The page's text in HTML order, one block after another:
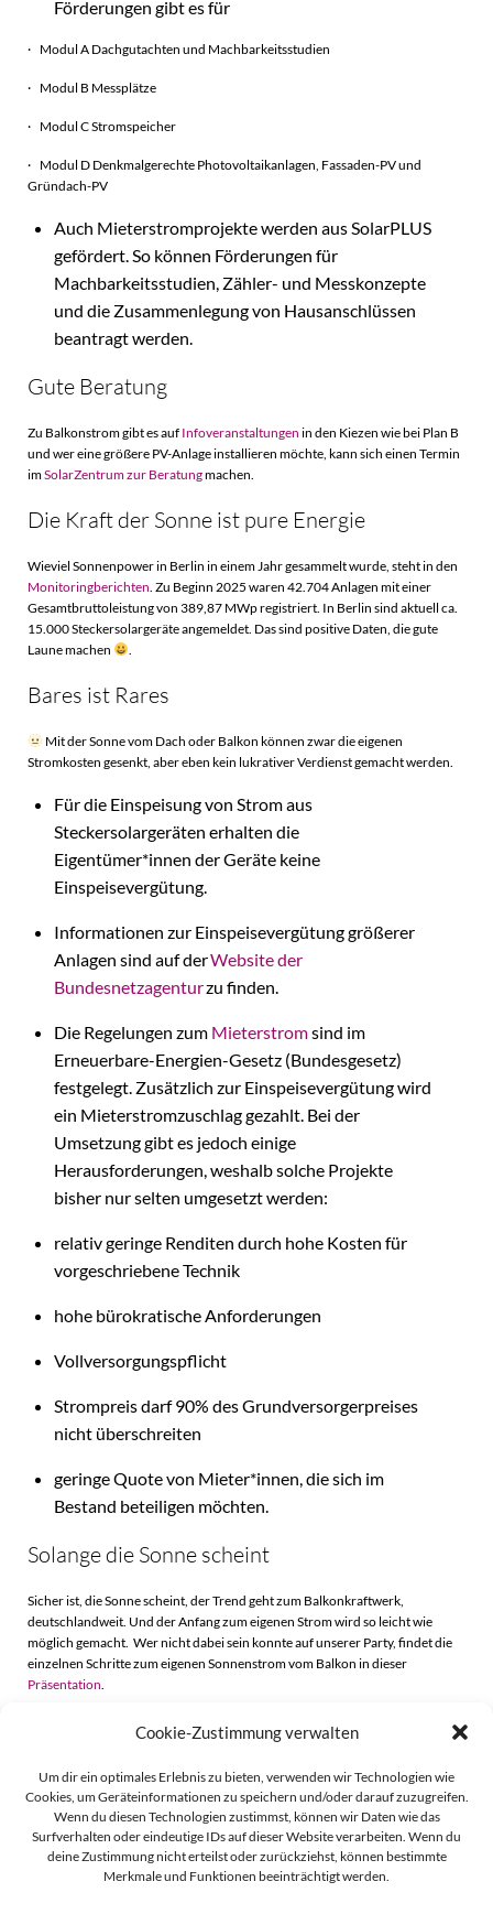
Cookie-Zustimmung verwalten
Um dir ein optimales Erlebnis zu bieten, verwenden wir Technologien wie
Cookies, um Geräteinformationen zu speichern und/oder darauf zuzugreifen.
Wenn du diesen Technologien zustimmst, können wir Daten wie das
Surfverhalten oder eindeutige IDs auf dieser Website verarbeiten. Wenn du
deine Zustimmung nicht erteilst oder zurückziehst, können bestimmte
Merkmale und Funktionen beeinträchtigt werden.
Förderungen gibt es für
· Modul A Dachgutachten und Machbarkeitsstudien
· Modul B Messplätze
· Modul C Stromspeicher
· Modul D Denkmalgerechte Photovoltaikanlagen, Fassaden-PV und
Gründach-PV
Auch Mieterstromprojekte werden aus SolarPLUS
gefördert. So können Förderungen für
Machbarkeitsstudien, Zähler- und Messkonzepte
und die Zusammenlegung von Hausanschlüssen
beantragt werden.
Gute Beratung
Zu Balkonstrom gibt es auf Infoveranstaltungen in den Kiezen wie bei Plan B
und wer eine größere PV-Anlage installieren möchte, kann sich einen Termin
imSolarZentrum zur Beratungmachen.
Die Kraft der Sonne ist pure Energie
Wieviel Sonnenpower in Berlin in einem Jahr gesammelt wurde, steht in den
Monitoringberichten. Zu Beginn 2025 waren 42.704 Anlagen mit einer
Gesamtbruttoleistung von 389,87 MWp registriert. In Berlin sind aktuell ca.
15.000 Steckersolargeräte angemeldet. Das sind positive Daten, die gute
Laune machen
.
Bares ist Rares
Mit der Sonne vom Dach oder Balkon können zwar die eigenen
Stromkosten gesenkt, aber eben kein lukrativer Verdienst gemacht werden.
Für die Einspeisung von Strom aus
Steckersolargeräten erhalten die
Eigentümer*innen der Geräte keine
Einspeisevergütung.
Informationen zur Einspeisevergütung größerer
Anlagen sind auf derWebsite der
Bundesnetzagenturzu finden.
Die Regelungen zum Mieterstromsind im
Erneuerbare-Energien-Gesetz (Bundesgesetz)
festgelegt. Zusätzlich zur Einspeisevergütung wird
ein Mieterstromzuschlag gezahlt. Bei der
Umsetzung gibt es jedoch einige
Herausforderungen, weshalb solche Projekte
bisher nur selten umgesetzt werden:
relativ geringe Renditen durch hohe Kosten für
vorgeschriebene Technik
hohe bürokratische Anforderungen
Vollversorgungspflicht
Strompreis darf 90% des Grundversorgerpreises
nicht überschreiten
geringe Quote von Mieter*innen, die sich im
Bestand beteiligen möchten.
Solange die Sonne scheint
Sicher ist, die Sonne scheint, der Trend geht zum Balkonkraftwerk,
deutschlandweit. Und der Anfang zum eigenen Strom wird so leicht wie
möglich gemacht. Wer nicht dabei sein konnte auf unserer Party, findet die
einzelnen Schritte zum eigenen Sonnenstrom vom Balkon in dieser
Präsentation.